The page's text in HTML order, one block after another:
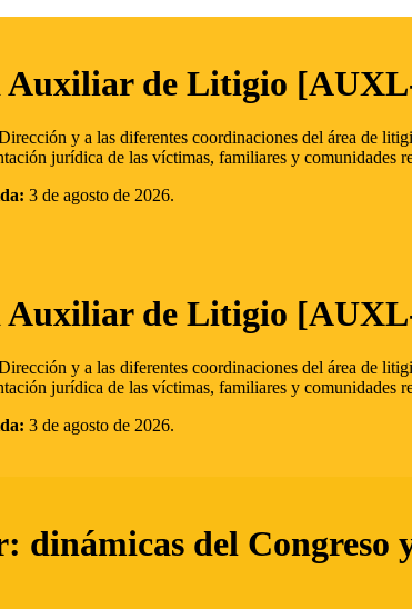
Auxiliar de Litigio
y a las diferentes coordinaciones del área de
jurídica de las víctimas, familiares y
3 de agosto de 2026.
Auxiliar de Litigio
y a las diferentes coordinaciones del área de
jurídica de las víctimas, familiares y
3 de agosto de 2026.
dinámicas del